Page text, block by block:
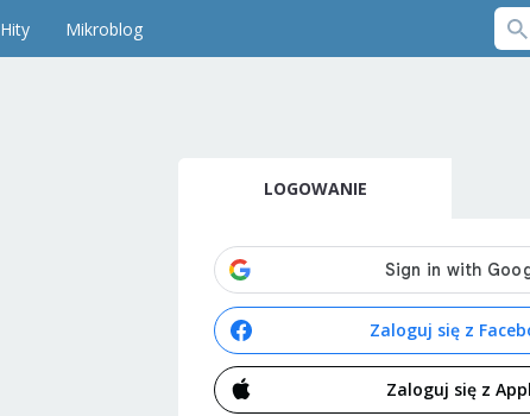
Hity Mikroblog
LOGOWANIE
Zaloguj się z
Zaloguj się z